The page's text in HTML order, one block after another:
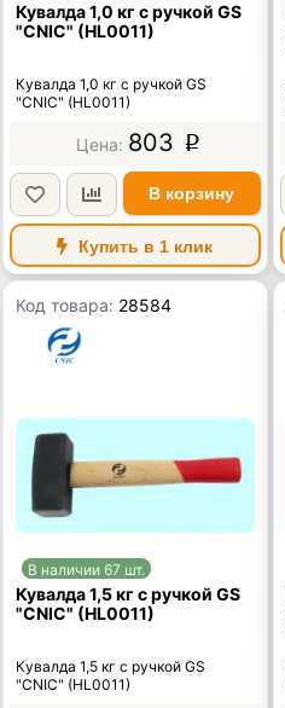
Кувалда 1,0 кг с ручкой GS
"CNIC" (HL0011)
Кувалда 1,0 кг с ручкой GS
"CNIC" (HL0011)
803 p
В корзину
Купить в 1 клик
Код товара: 28584
В наличии 67 шт.
Кувалда 1,5 кг с ручкой GS
"CNIC" (HL0011)
Кувалда 1,5 кг с ручкой GS
"CNIC" (HL0011)